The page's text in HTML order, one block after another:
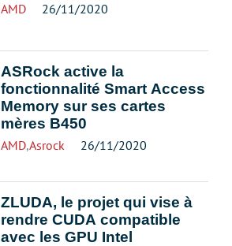
AMD 26/11/2020
ASRock active la
fonctionnalité Smart Access
Memory sur ses cartes
mères B450
AMD,Asrock 26/11/2020
ZLUDA, le projet qui vise à
rendre CUDA compatible
avec les GPU Intel